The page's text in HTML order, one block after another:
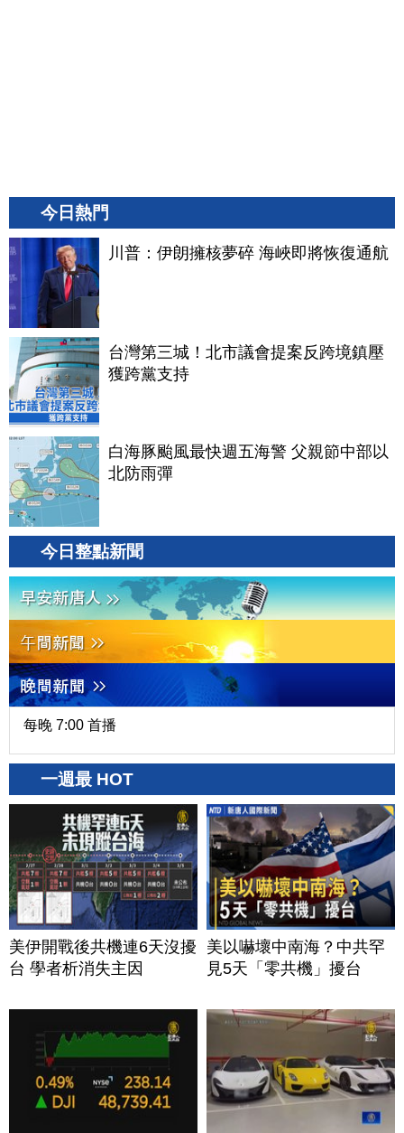
今日熱門
川普：伊朗擁核夢碎 海峽即將恢復通航
台灣第三城！北市議會提案反跨境鎮壓
獲跨黨支持
白海豚颱風最快週五海警 父親節中部以
北防雨彈
今日整點新聞
每晚 7:00 首播
一週最 HOT
美伊開戰後共機連6天沒擾
台 學者析消失主因
美以嚇壞中南海？中共罕
見5天「零共機」擾台